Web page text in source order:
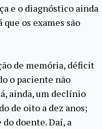
e o diagnóstico ainda
os exames são
de memória, déficit
o paciente não
ainda, um declínio
de oito a dez anos;
doente. Daí, a